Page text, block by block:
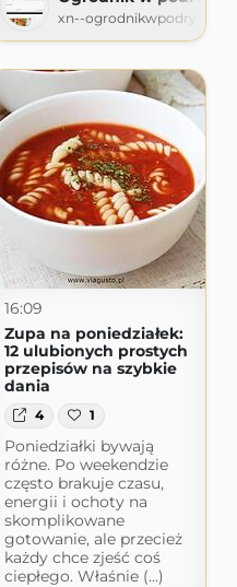
xn--ogrodnikwpodry-
16:09
Zupa na poniedziałek:
12 ulubionych prostych
przepisów na szybkie
dania
4 1
Poniedziałki bywają
różne. Po weekendzie
często brakuje czasu,
energii i ochoty na
skomplikowane
gotowanie, ale przecież
każdy chce zjeść coś
ciepłego. Właśnie (...)